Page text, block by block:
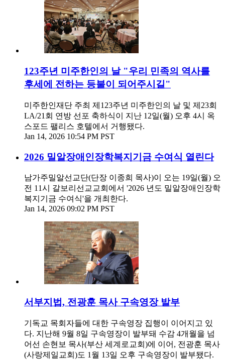
123주년 미주한인의 날 "우리 민족의 역사를
후세에 전하는 등불이 되어주시길"
미주한인재단 주최 제123주년 미주한인의 날 및 제23회
LA/21회 연방 선포 축하식이 지난 12일(월) 오후 4시 옥
스포드 팰리스 호텔에서 거행됐다.
Jan 14, 2026 10:54 PM PST
2026 밀알장애인장학복지기금 수여식 열린다
남가주밀알선교단(단장 이종희 목사)이 오는 19일(월) 오
전 11시 갈보리선교교회에서 '2026 년도 밀알장애인장학
복지기금 수여식'을 개최한다.
Jan 14, 2026 09:02 PM PST
서부지법, 전광훈 목사 구속영장 발부
기독교 목회자들에 대한 구속영장 집행이 이어지고 있
다. 지난해 9월 8일 구속영장이 발부돼 수감 4개월을 넘
어선 손현보 목사(부산 세계로교회)에 이어, 전광훈 목사
(사랑제일교회)도 1월 13일 오후 구속영장이 발부됐다.